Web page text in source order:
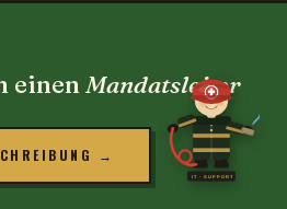
einenMandatsleiter
→